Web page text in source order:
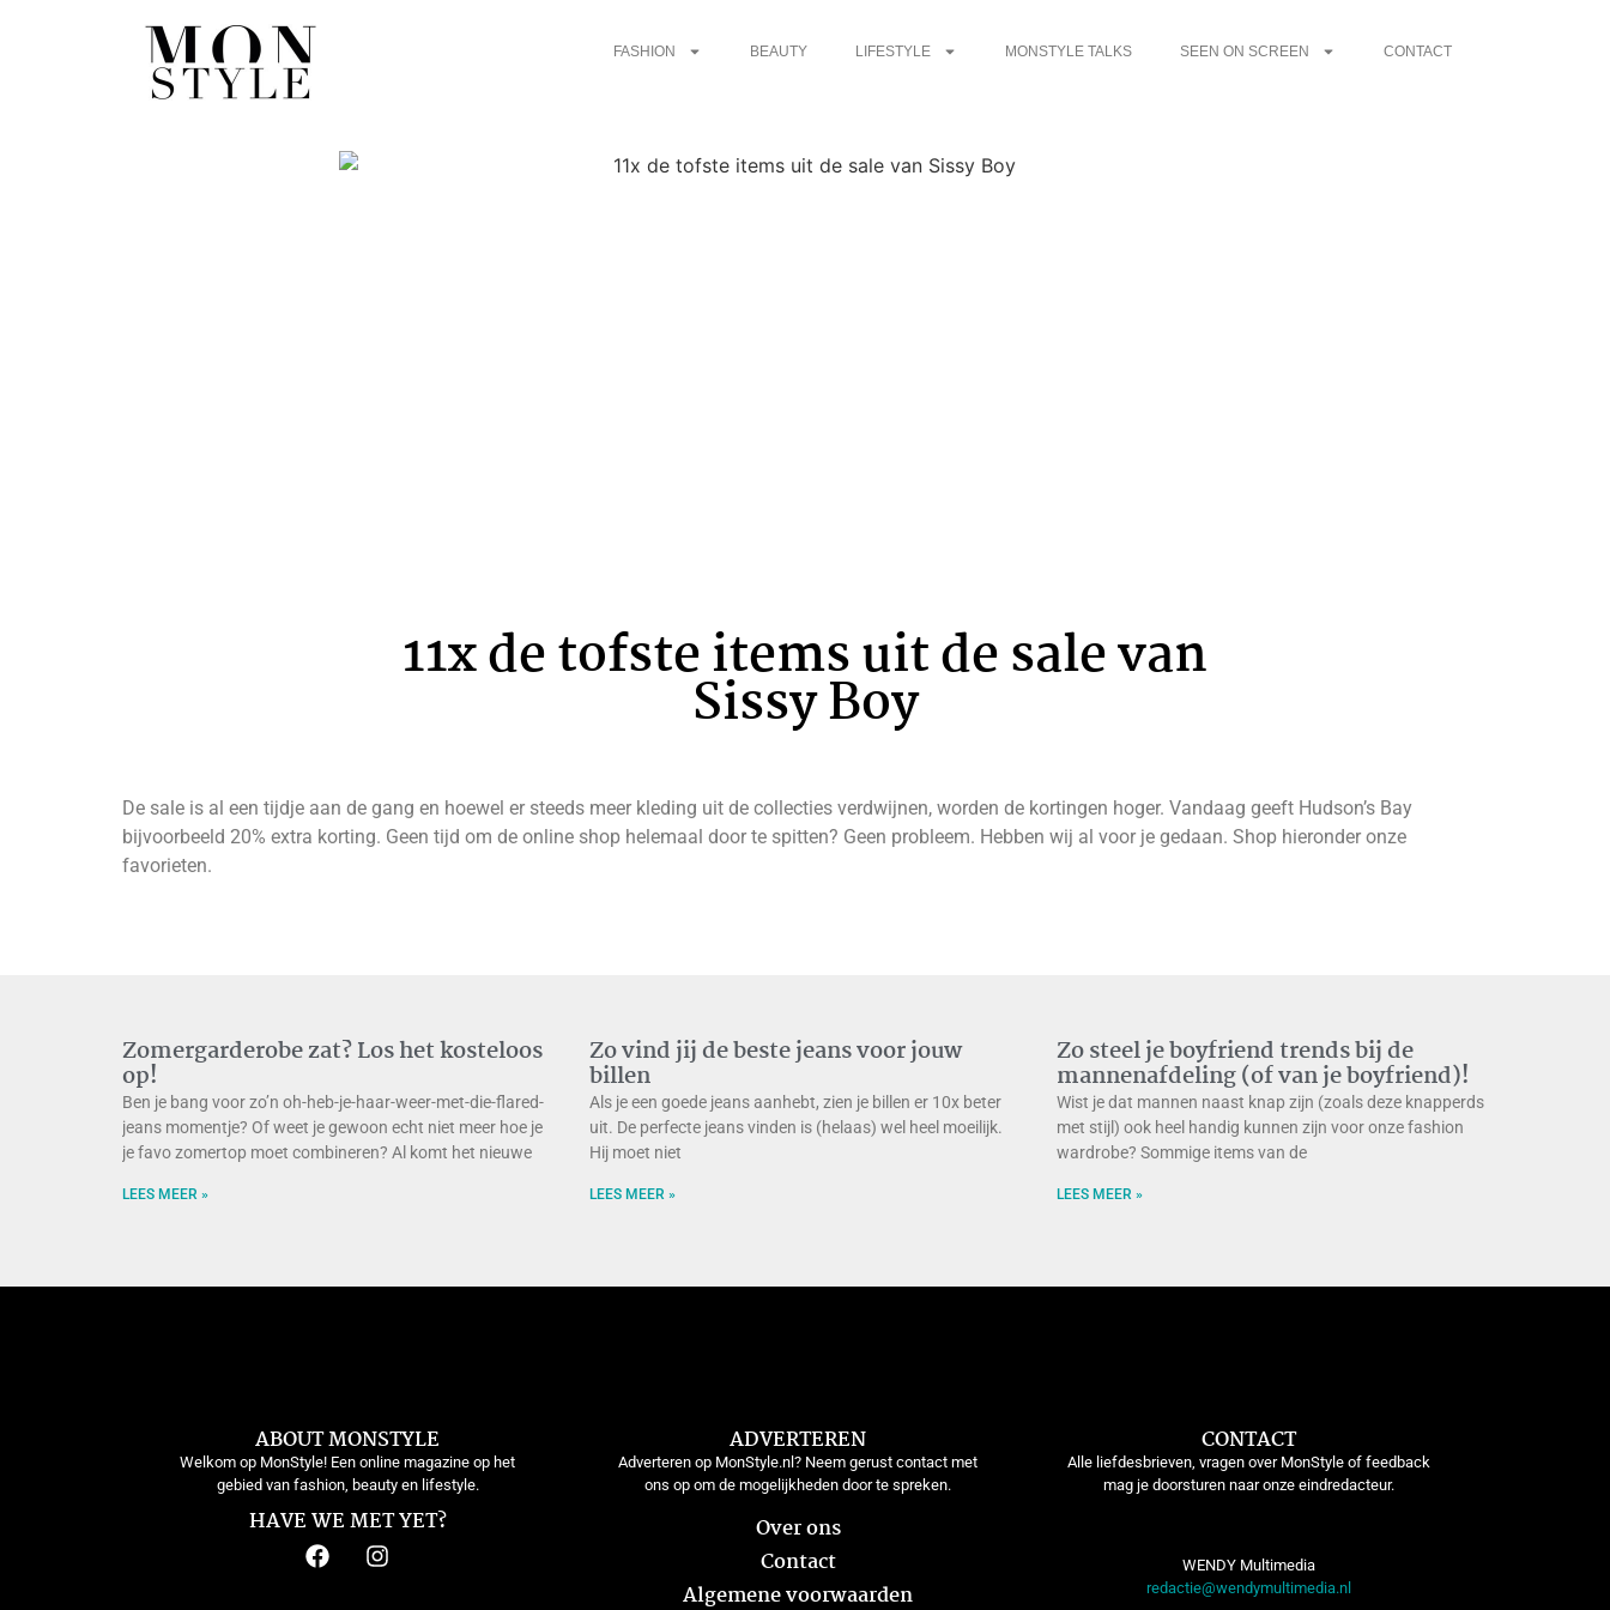
FASHION BEAUTY LIFESTYLE MONSTYLE TALKS SEEN ON SCREEN CONTACT
11x de tofste items uit de sale van
Sissy Boy
De sale is al een tijdje aan de gang en hoewel er steeds meer kleding uit de collecties verdwijnen, worden de kortingen hoger. Vandaag geeft Hudson’s Bay
bijvoorbeeld 20% extra korting. Geen tijd om de online shop helemaal door te spitten? Geen probleem. Hebben wij al voor je gedaan. Shop hieronder onze
favorieten.
Zomergarderobe zat? Los het kosteloos
op!
Ben je bang voor zo’n oh-heb-je-haar-weer-met-die-flared-
jeans momentje? Of weet je gewoon echt niet meer hoe je
je favo zomertop moet combineren? Al komt het nieuwe
LEES MEER »
Zo vind jij de beste jeans voor jouw
billen
Als je een goede jeans aanhebt, zien je billen er 10x beter
uit. De perfecte jeans vinden is (helaas) wel heel moeilijk.
Hij moet niet
LEES MEER »
Zo steel je boyfriend trends bij de
mannenafdeling (of van je boyfriend)!
Wist je dat mannen naast knap zijn (zoals deze knapperds
met stijl) ook heel handig kunnen zijn voor onze fashion
wardrobe? Sommige items van de
LEES MEER »
ABOUT MONSTYLE
Welkom op MonStyle! Een online magazine op het
gebied van fashion, beauty en lifestyle.
HAVE WE MET YET?
ADVERTEREN
Adverteren op MonStyle.nl? Neem gerust contact met
ons op om de mogelijkheden door te spreken.
Over ons
Contact
Algemene voorwaarden
CONTACT
Alle liefdesbrieven, vragen over MonStyle of feedback
mag je doorsturen naar onze eindredacteur.
WENDY Multimedia
redactie@wendymultimedia.nl